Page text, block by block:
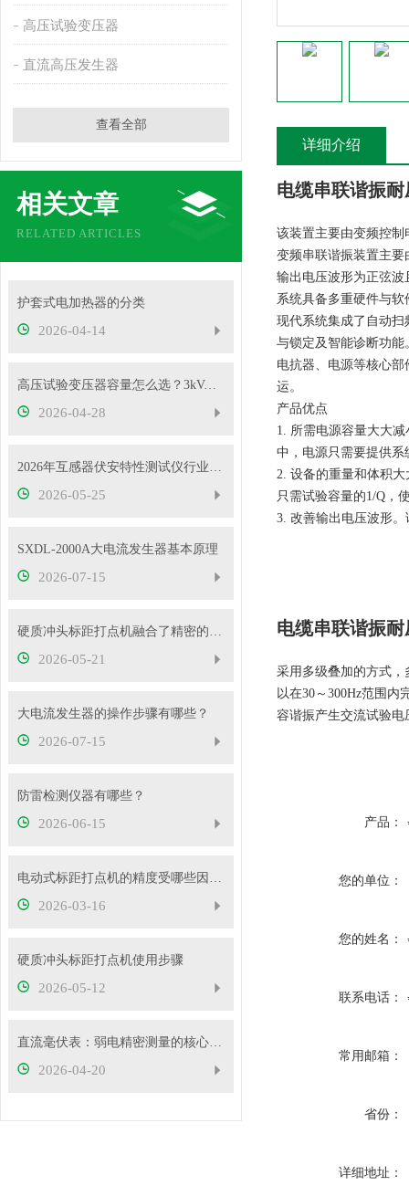
高压试验变压器
直流高压发生器
查看全部
相关文章
RELATED ARTICLES
护套式电加热器的分类
2026-04-14
高压试验变压器容量怎么选？3kVA、5kVA、10kVA够用吗
2026-04-28
2026年互感器伏安特性测试仪行业发展概况
2026-05-25
SXDL-2000A大电流发生器基本原理
2026-07-15
硬质冲头标距打点机融合了精密的机械传动与弹性冲击技术
2026-05-21
大电流发生器的操作步骤有哪些？
2026-07-15
防雷检测仪器有哪些？
2026-06-15
电动式标距打点机的精度受哪些因素影响？
2026-03-16
硬质冲头标距打点机使用步骤
2026-05-12
直流毫伏表：弱电精密测量的核心工具
2026-04-20
详细介绍
电缆串联谐振
该装置主要由变频控
变频串联谐振装置主
输出电压波形为正弦
系统具备多重硬件与
现代系统集成了自动
与锁定及智能诊断功能
电抗器、电源等核心
运。
产品优点
1. 所需电源容量大大
中，电源只需要提供系
2. 设备的重量和体积
只需试验容量的1/Q，
3. 改善输出电压波形
电缆串联谐振
采用多级叠加的方式
以在30～300Hz范围
容谐振产生交流试验
产品：
您的单位：
您的姓名：
联系电话：
常用邮箱：
省份：
详细地址：